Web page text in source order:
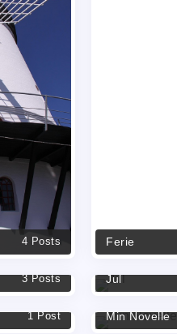
4 Posts Ferie
3 Posts Jul
1 Post Min Novelle